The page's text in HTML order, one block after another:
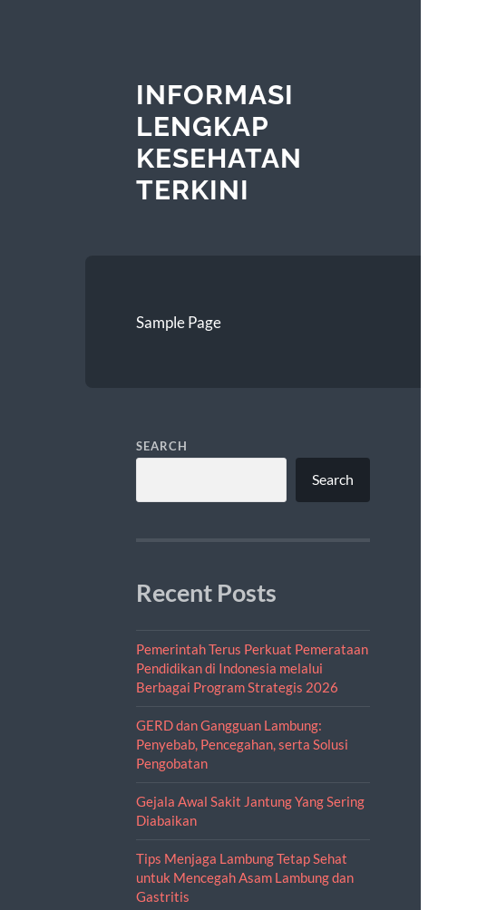
INFORMASI
LENGKAP
KESEHATAN
TERKINI
Sample Page
SEARCH
Search
Recent Posts
Pemerintah Terus Perkuat Pemerataan
Pendidikan di Indonesia melalui
Berbagai Program Strategis 2026
GERD dan Gangguan Lambung:
Penyebab, Pencegahan, serta Solusi
Pengobatan
Gejala Awal Sakit Jantung Yang Sering
Diabaikan
Tips Menjaga Lambung Tetap Sehat
untuk Mencegah Asam Lambung dan
Gastritis